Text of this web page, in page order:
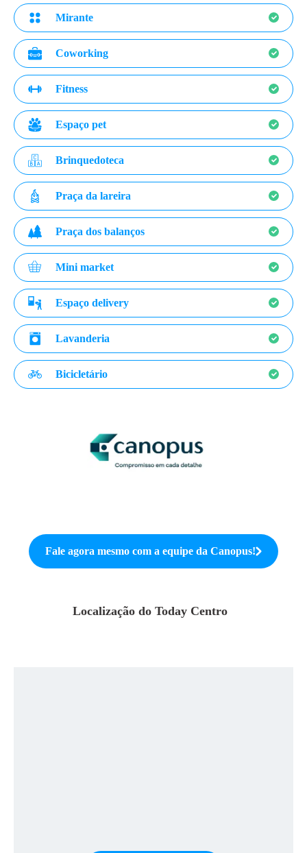
Mirante
Coworking
Fitness
Espaço pet
Brinquedoteca
Praça da lareira
Praça dos balanços
Mini market
Espaço delivery
Lavanderia
Bicicletário
Fale agora mesmo com a equipe daCanopus!
Localização do Today Centro